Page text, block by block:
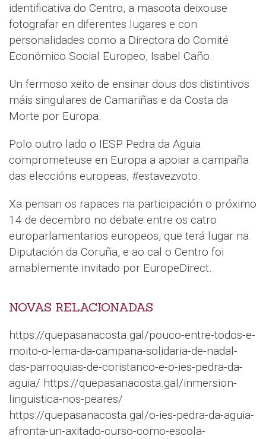
identificativa do Centro, a mascota deixouse
fotografar en diferentes lugares e con
personalidades como a Directora do Comité
Económico Social Europeo, Isabel Caño.
Un fermoso xeito de ensinar dous dos distintivos
máis singulares de Camariñas e da Costa da
Morte por Europa.
Polo outro lado o IESP Pedra da Aguia
comprometeuse en Europa a apoiar a campaña
das eleccións europeas, #estavezvoto.
Xa pensan os rapaces na participación o próximo
14 de decembro no debate entre os catro
europarlamentarios europeos, que terá lugar na
Diputación da Coruña, e ao cal o Centro foi
amablemente invitado por EuropeDirect.
NOVAS RELACIONADAS
https://quepasanacosta.gal/pouco-entre-todos-e-
moito-o-lema-da-campana-solidaria-de-nadal-
das-parroquias-de-coristanco-e-o-ies-pedra-da-
aguia/ https://quepasanacosta.gal/inmersion-
linguistica-nos-peares/
https://quepasanacosta.gal/o-ies-pedra-da-aguia-
afronta-un-axitado-curso-como-escola-